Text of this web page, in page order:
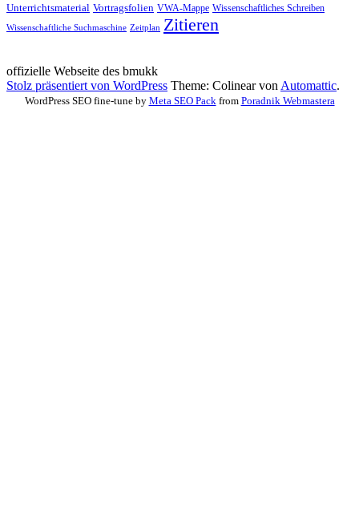
Unterrichtsmaterial Vortragsfolien VWA-Mappe Wissenschaftliches Schreiben
Wissenschaftliche Suchmaschine Zeitplan Zitieren
offizielle Webseite des bmukk
Stolz präsentiert von WordPress Theme: Colinear von Automattic.
WordPress SEO fine-tune by Meta SEO Pack from Poradnik Webmastera